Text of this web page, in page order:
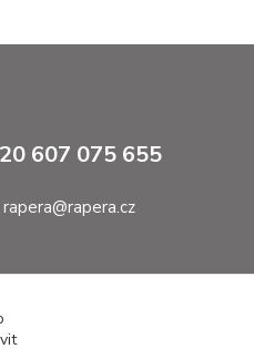
607 075 655
rapera@rapera.cz